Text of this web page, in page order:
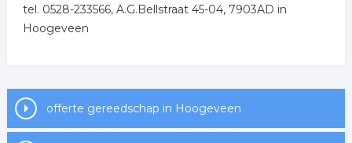
professioneel gereedschap
tel. 0528-233566, A.G.Bellstraat 45-04, 7903AD in
Hoogeveen
offerte gereedschap in Hoogeveen